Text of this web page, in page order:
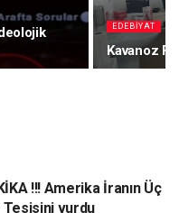
EDEBIYAT
Kavanoz
!!! Amerika İranın Üç
vurdu